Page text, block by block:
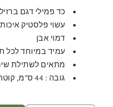
כד פמילי דגם ברזיל
עשוי פלסטיק
דמוי אבן
עמיד במיוחד לכל
מתאים לשתילת
גובה : 44 ס"מ, קוטר 30 ס"מ